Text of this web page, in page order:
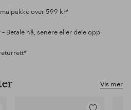
over 599 kr*
– Betale nå, senere eller dele opp
Vis mer